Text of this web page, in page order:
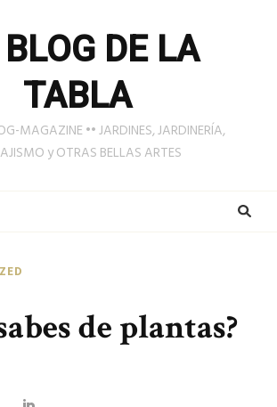
BLOG DE LA
TABLA
MAGAZINE •• JARDINES, JARDINERÍA,
y OTRAS BELLAS ARTES
de plantas?